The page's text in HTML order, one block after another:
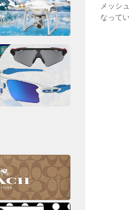
メッシ
なって